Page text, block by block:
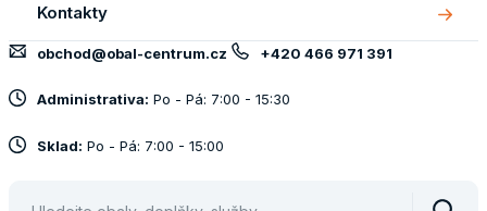
Kontakty
obchod@obal-centrum.cz +420 466 971 391
Administrativa: Po - Pá: 7:00 - 15:30
Sklad: Po - Pá: 7:00 - 15:00